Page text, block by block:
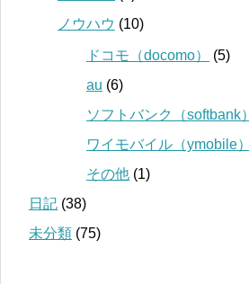
ノウハウ (10)
ドコモ（docomo）
(5)
au (6)
ソフトバンク（softbank）
ワイモバイル（ymobile）
その他 (1)
日記 (38)
未分類 (75)